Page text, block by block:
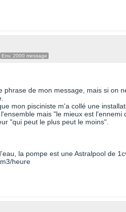
Env. 2000 message
phrase de mon message, mais si on
mon pisciniste m'a collé une
mais "le mieux est l'ennemi
"qui peut le plus peut le moins".
la pompe est une Astralpool de
heure